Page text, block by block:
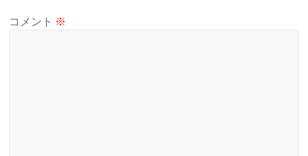
コメント ※